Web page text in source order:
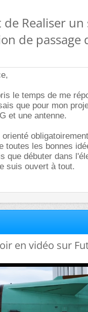
de Realiser
de passage
le temps de me
que pour mon
et une antenne.
toutes les bonnes
que débuter dans
suis ouvert à tout.
en vidéo sur